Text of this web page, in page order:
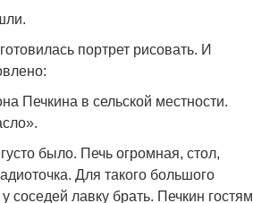
портрет рисовать. И
Печкина в сельской местности.
было. Печь огромная, стол,
Для такого большого
соседей лавку брать. Печкин гостям